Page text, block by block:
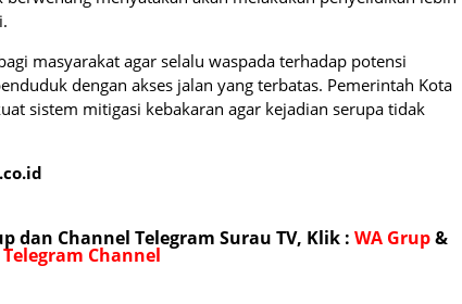
masyarakat agar selalu waspada terhadap potensi
dengan akses jalan yang terbatas. Pemerintah Kota
sistem mitigasi kebakaran agar kejadian serupa tidak
dan Channel Telegram Surau TV, Klik : WA Grup&
Telegram Channel